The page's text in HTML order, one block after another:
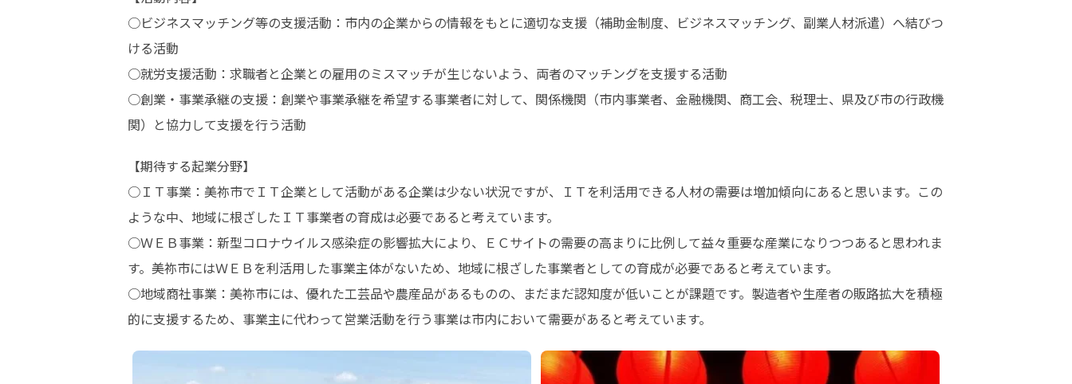
○ビジネスマッチング等の支援活動：市内の企業からの情報をもとに適切な支援（補助金制度、ビジネスマッチング、副業人材派遣）へ結びつ
ける活動
○就労支援活動：求職者と企業との雇用のミスマッチが生じないよう、両者のマッチングを支援する活動
○創業・事業承継の支援：創業や事業承継を希望する事業者に対して、関係機関（市内事業者、金融機関、商工会、税理士、県及び市の行政機
関）と協力して支援を行う活動
【期待する起業分野】
○ＩＴ事業：美祢市でＩＴ企業として活動がある企業は少ない状況ですが、ＩＴを利活用できる人材の需要は増加傾向にあると思います。この
ような中、地域に根ざしたＩＴ事業者の育成は必要であると考えています。
○ＷＥＢ事業：新型コロナウイルス感染症の影響拡大により、ＥＣサイトの需要の高まりに比例して益々重要な産業になりつつあると思われま
す。美祢市にはＷＥＢを利活用した事業主体がないため、地域に根ざした事業者としての育成が必要であると考えています。
○地域商社事業：美祢市には、優れた工芸品や農産品があるものの、まだまだ認知度が低いことが課題です。製造者や生産者の販路拡大を積極
的に支援するため、事業主に代わって営業活動を行う事業は市内において需要があると考えています。